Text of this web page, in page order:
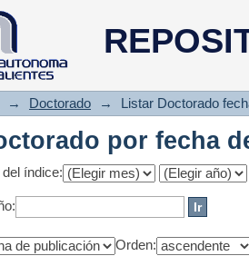
por fecha
→ Doctorado → Listar Doctorado
por fecha
índice:
Orden: